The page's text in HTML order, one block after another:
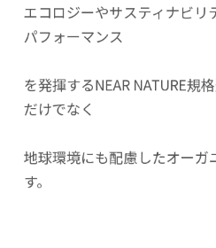
エコロジーやサスティナビリ
パフォーマンス
を発揮するNEAR NATURE規
だけでなく
地球環境にも配慮したオーガ
す。